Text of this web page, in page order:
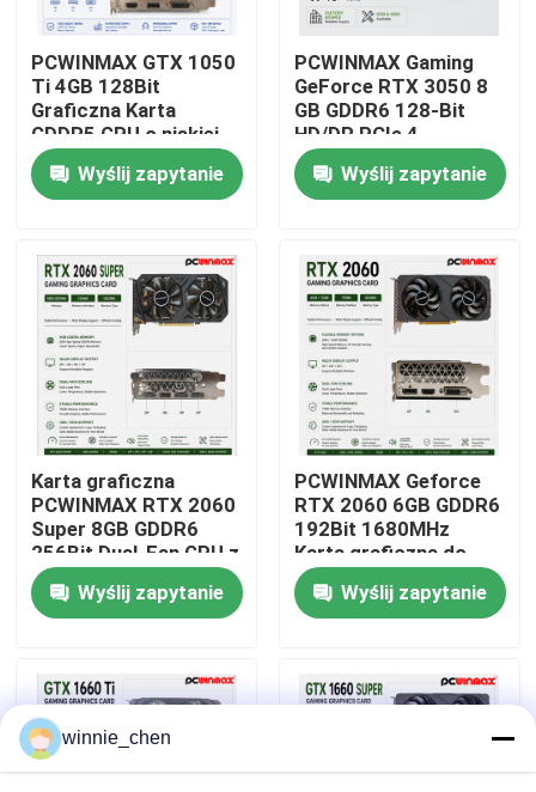
Dom
Produkty
Filmy
O nas
Wycieczka po fabryce
Kontrola jakości
Skontaktuj się z nami
Karty graficzne do gier
Górnicza karta graficzna
PCWINMAX GTX 1050
Ti 4GB 128Bit
Graficzna Karta
GDDR5 GPU o niskiej
mocy z wyjściem HD
DP DVIWyślij zapytanie
PCWINMAX Gaming
GeForce RTX 3050 8
GB GDDR6 128-Bit
HD/DP PCIe 4
Podwójne wentylatory
Karta graficzna do
gier komputerowych
Wyślij zapytanie
Karta graficzna
PCWINMAX RTX 2060
Super 8GB GDDR6
256Bit Dual-Fan GPU z
HD + 3DP Ray Tracing
dla PC do gier OEM
Wholesale
Wyślij zapytanie
PCWINMAX Geforce
RTX 2060 6GB GDDR6
192Bit 1680MHz
Karta graficzna do
gier z dwoma
wentylatorami z
HD/DP/DVI
Wyślij zapytanie
winnie_chen